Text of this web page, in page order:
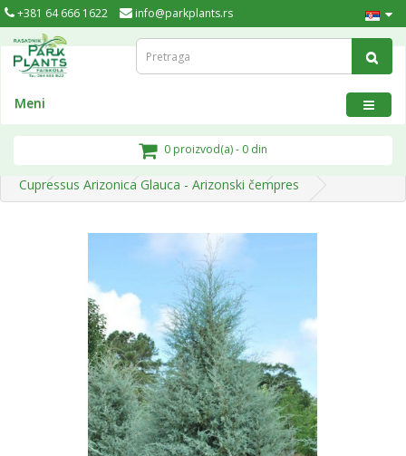
+381 64 666 1622 info@parkplants.rs
Meni
0 proizvod(a) - 0 din
Cupressus Arizonica Glauca - Arizonski čempres